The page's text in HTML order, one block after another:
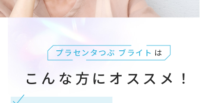
プラセンタつぶ ブライト は
こんな方にオススメ！